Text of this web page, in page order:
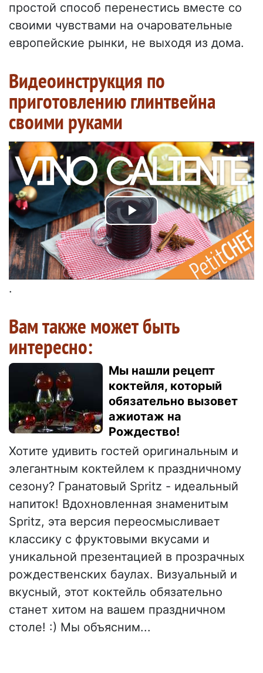
простой способ перенестись вместе со
своими чувствами на очаровательные
европейские рынки, не выходя из дома.
Видеоинструкция по
приготовлению глинтвейна
своими руками
Video
Player
is
loading.
Play
Video
.
Вам также может быть
интересно:
Мы нашли рецепт
коктейля, который
обязательно вызовет
ажиотаж на
Рождество!
Хотите удивить гостей оригинальным и
элегантным коктейлем к праздничному
сезону? Гранатовый Spritz - идеальный
напиток! Вдохновленная знаменитым
Spritz, эта версия переосмысливает
классику с фруктовыми вкусами и
уникальной презентацией в прозрачных
рождественских баулах. Визуальный и
вкусный, этот коктейль обязательно
станет хитом на вашем праздничном
столе! :) Мы объясним...